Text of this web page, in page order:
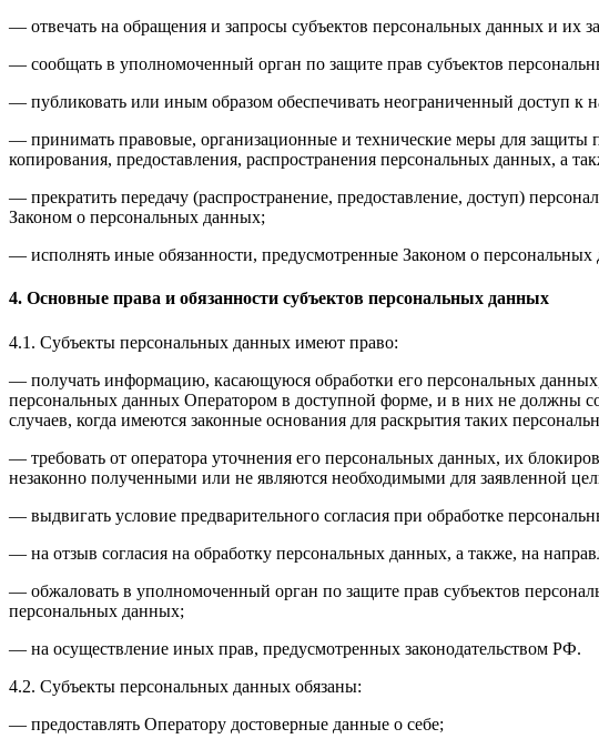
— отвечать на обращения и запросы субъектов персональных данных и их
— сообщать в уполномоченный орган по защите прав субъектов
— публиковать или иным образом обеспечивать неограниченный доступ
— принимать правовые, организационные и технические меры для защиты
копирования, предоставления, распространения персональных данных, а
— прекратить передачу (распространение, предоставление, доступ)
Законом о персональных данных;
— исполнять иные обязанности, предусмотренные Законом о персональных
4. Основные права и обязанности субъектов персональных данных
4.1. Субъекты персональных данных имеют право:
— получать информацию, касающуюся обработки его персональных
персональных данных Оператором в доступной форме, и в них не должны
случаев, когда имеются законные основания для раскрытия таких
— требовать от оператора уточнения его персональных данных, их
незаконно полученными или не являются необходимыми для заявленной
— выдвигать условие предварительного согласия при обработке
— на отзыв согласия на обработку персональных данных, а также, на
— обжаловать в уполномоченный орган по защите прав субъектов
персональных данных;
— на осуществление иных прав, предусмотренных законодательством РФ.
4.2. Субъекты персональных данных обязаны:
— предоставлять Оператору достоверные данные о себе;